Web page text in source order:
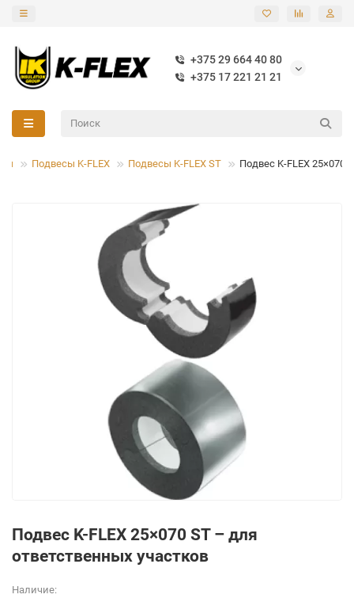
+375 29 664 40 80
+375 17 221 21 21
Подвесы K-FLEX Подвесы K-FLEX ST Подвес K-FLEX 25×070
Подвес K-FLEX 25×070 ST – для
ответственных участков
Наличие: